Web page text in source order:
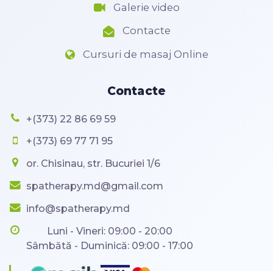
Galerie video
Contacte
Cursuri de masaj Online
Contacte
+(373) 22 86 69 59
+(373) 69 77 71 95
or. Chisinau, str. Bucuriei 1/6
spatherapy.md@gmail.com
info@spatherapy.md
Luni - Vineri: 09:00 - 20:00
Sâmbătă - Duminică: 09:00 - 17:00